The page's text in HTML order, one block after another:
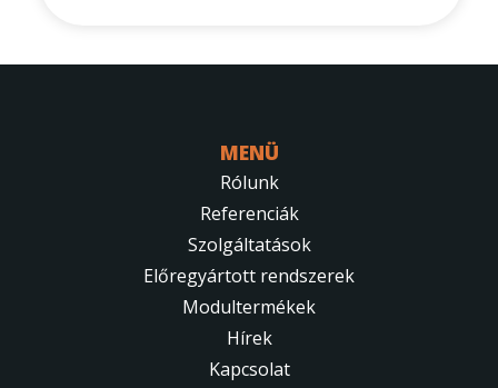
MENÜ
Rólunk
Referenciák
Szolgáltatások
Előregyártott rendszerek
Modultermékek
Hírek
Kapcsolat